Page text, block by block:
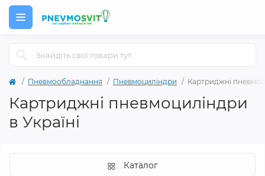
Пневмообладнання Пневмоциліндри Картриджні
Картриджні пневмоциліндри
в Україні
Каталог